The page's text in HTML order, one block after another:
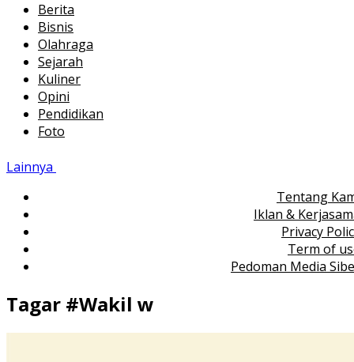
Berita
Bisnis
Olahraga
Sejarah
Kuliner
Opini
Pendidikan
Foto
Lainnya
Tentang
Iklan &
Privacy
Term of
Pedoman Media
Tagar #Wakil w